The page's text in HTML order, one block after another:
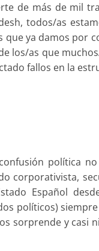
de más de mil
todos/as
que ya damos por
los/as que
fallos en la
política
corporativista,
Español
políticos)
sorprende y casi